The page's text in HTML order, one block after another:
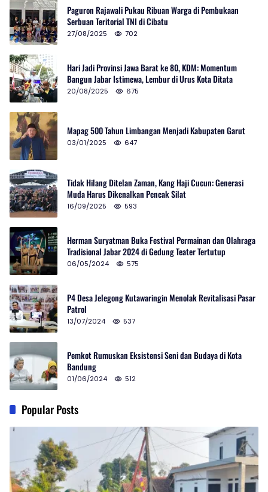
Paguron Rajawali Pukau Ribuan Warga di Pembukaan
Serbuan Teritorial TNI di Cibatu
27/08/2025 702
Hari Jadi Provinsi Jawa Barat ke 80, KDM: Momentum
Bangun Jabar Istimewa, Lembur di Urus Kota Ditata
20/08/2025 675
Mapag 500 Tahun Limbangan Menjadi Kabupaten Garut
03/01/2025 647
Tidak Hilang Ditelan Zaman, Kang Haji Cucun: Generasi
Muda Harus Dikenalkan Pencak Silat
16/09/2025 593
Herman Suryatman Buka Festival Permainan dan Olahraga
Tradisional Jabar 2024 di Gedung Teater Tertutup
06/05/2024 575
P4 Desa Jelegong Kutawaringin Menolak Revitalisasi Pasar
Patrol
13/07/2024 537
Pemkot Rumuskan Eksistensi Seni dan Budaya di Kota
Bandung
01/06/2024 512
Popular Posts